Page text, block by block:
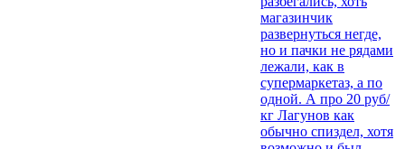
магазинчик
развернуться негде,
но и пачки не рядами
лежали, как в
супермаркетаз, а по
одной. А про 20 руб/
кг Лагунов как
обычно спиздел, хотя